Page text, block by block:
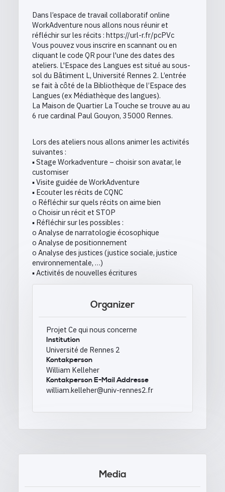
Dans l’espace de travail collaboratif online
WorkAdventure nous allons nous réunir et
réfléchir sur les récits : https://url-r.fr/pcPVc
Vous pouvez vous inscrire en scannant ou en
cliquant le code QR pour l'une des dates des
ateliers. L'Espace des Langues est situé au sous-
sol du Bâtiment L, Université Rennes 2. L’entrée
se fait à côté de la Bibliothèque de l’Espace des
Langues (ex Médiathèque des langues).
La Maison de Quartier La Touche se trouve au au
6 rue cardinal Paul Gouyon, 35000 Rennes.
Lors des ateliers nous allons animer les activités
suivantes :
▪ Stage Workadventure – choisir son avatar, le
customiser
▪ Visite guidée de WorkAdventure
▪ Ecouter les récits de CQNC
o Réfléchir sur quels récits on aime bien
o Choisir un récit et STOP
▪ Réfléchir sur les possibles :
o Analyse de narratologie écosophique
o Analyse de positionnement
o Analyse des justices (justice sociale, justice
environnementale, …)
▪ Activités de nouvelles écritures
Organizer
Projet Ce qui nous concerne
Institution
Université de Rennes 2
Kontakperson
William Kelleher
Kontakperson E-Mail Addresse
william.kelleher@univ-rennes2.fr
Media